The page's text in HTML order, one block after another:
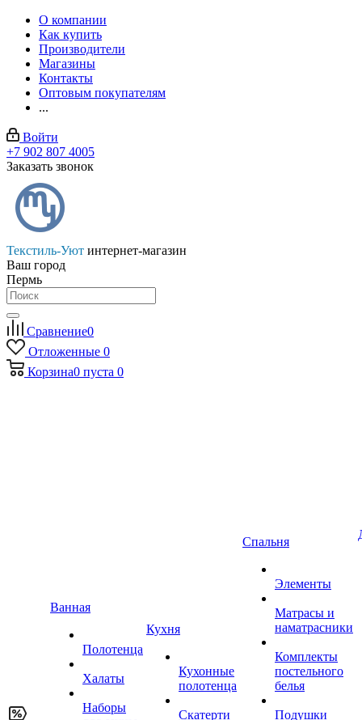
О компании
Как купить
Производители
Магазины
Контакты
Оптовым покупателям
...
Войти
+7 902 807 4005
Заказать звонок
Текстиль-Уют интернет-магазин
Ваш город
Пермь
Сравнение0
Отложенные 0
Корзина0 пуста 0
Ванная
Полотенца
Халаты
Наборы
Кухня
Кухонные
полотенца
Скатерти
Спальня
Элементы
Матрасы и
наматрасники
Комплекты
постельного
белья
Подушки